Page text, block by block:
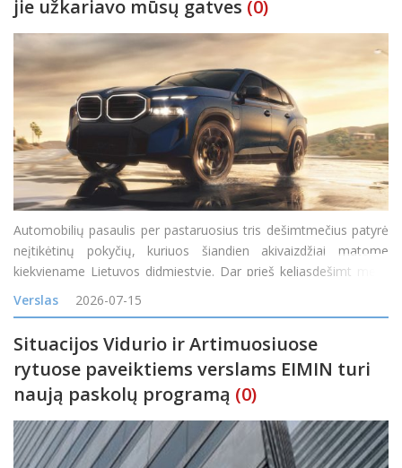
jie užkariavo mūsų gatves (0)
Automobilių pasaulis per pastaruosius tris dešimtmečius patyrė
neįtikėtinų pokyčių, kuriuos šiandien akivaizdžiai matome
kiekviename Lietuvos didmiestyje. Dar prieš keliasdešimt metų
visureigis buvo suprantamas kaip specifinė transporto priemonė,
skirta miškų takam
Verslas 2026-07-15
Situacijos Vidurio ir Artimuosiuose
rytuose paveiktiems verslams EIMIN turi
naują paskolų programą (0)